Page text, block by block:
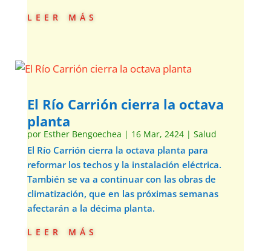
leer más
El Río Carrión cierra la octava
planta
por Esther Bengoechea | 16 Mar, 2424| Salud
El Río Carrión cierra la octava planta para
reformar los techos y la instalación eléctrica.
También se va a continuar con las obras de
climatización, que en las próximas semanas
afectarán a la décima planta.
leer más